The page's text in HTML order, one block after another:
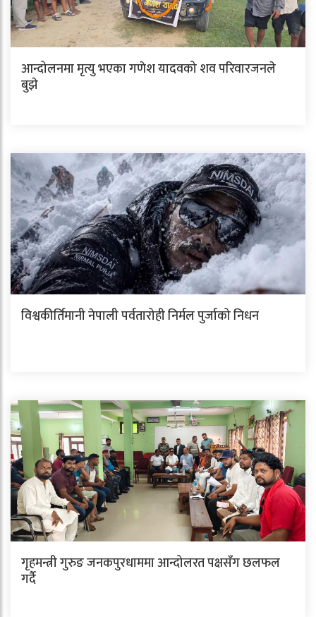
आन्दोलनमा मृत्यु भएका गणेश यादवको शव परिवारजनले
बुझे
विश्वकीर्तिमानी नेपाली पर्वतारोही निर्मल पुर्जाको निधन
गृहमन्त्री गुरुङ जनकपुरधाममा आन्दोलरत पक्षसँग छलफल
गर्दै